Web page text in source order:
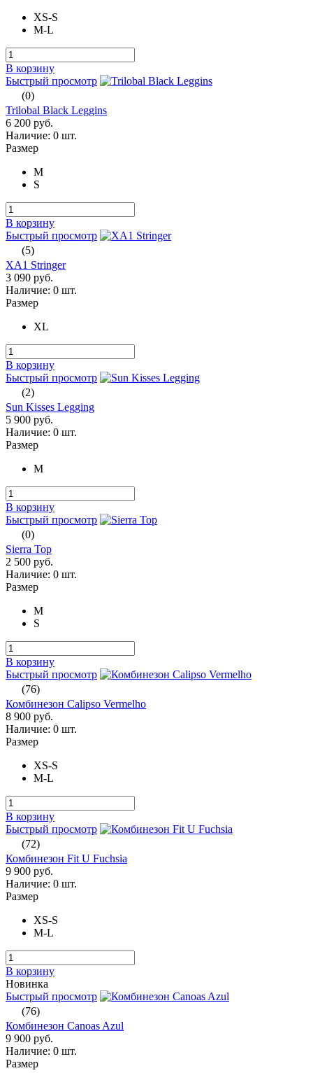
XS-S
M-L
В корзину
Быстрый просмотр
(0)
Trilobal Black Leggins
6 200 руб.
Наличие: 0 шт.
Размер
M
S
В корзину
Быстрый просмотр
(5)
XA1 Stringer
3 090 руб.
Наличие: 0 шт.
Размер
XL
В корзину
Быстрый просмотр
(2)
Sun Kisses Legging
5 900 руб.
Наличие: 0 шт.
Размер
M
В корзину
Быстрый просмотр
(0)
Sierra Top
2 500 руб.
Наличие: 0 шт.
Размер
M
S
В корзину
Быстрый просмотр
(76)
Комбинезон Calipso Vermelho
8 900 руб.
Наличие: 0 шт.
Размер
XS-S
M-L
В корзину
Быстрый просмотр
(72)
Комбинезон Fit U Fuchsia
9 900 руб.
Наличие: 0 шт.
Размер
XS-S
M-L
В корзину
Новинка
Быстрый просмотр
(76)
Комбинезон Canoas Azul
9 900 руб.
Наличие: 0 шт.
Размер